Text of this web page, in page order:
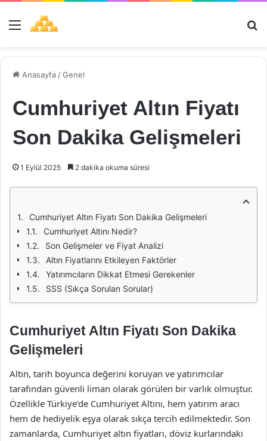
Menü
Anasayfa /Genel
Cumhuriyet Altın Fiyatı
Son Dakika Gelişmeleri
1 Eylül 2025 2 dakika okuma süresi
Cumhuriyet Altın Fiyatı Son Dakika Gelişmeleri
Cumhuriyet Altını Nedir?
Son Gelişmeler ve Fiyat Analizi
Altın Fiyatlarını Etkileyen Faktörler
Yatırımcıların Dikkat Etmesi Gerekenler
SSS (Sıkça Sorulan Sorular)
Cumhuriyet Altın Fiyatı Son Dakika
Gelişmeleri
Altın, tarih boyunca değerini koruyan ve yatırımcılar
tarafından güvenli liman olarak görülen bir varlık olmuştur.
Özellikle Türkiye’de Cumhuriyet Altını, hem yatırım aracı
hem de hediyelik eşya olarak sıkça tercih edilmektedir. Son
zamanlarda, Cumhuriyet altın fiyatları, döviz kurlarındaki